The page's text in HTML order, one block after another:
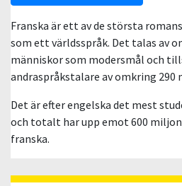
Franska är ett av de största
som ett världsspråk. Det talas av
människor som modersmål och
andraspråkstalare av omkring 290
Det är efter engelska det mest
och totalt har upp emot 600
franska.